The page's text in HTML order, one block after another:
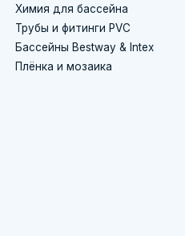
Химия для бассейна
Трубы и фитинги PVC
Бассейны Bestway & Intex
Плёнка и мозаика